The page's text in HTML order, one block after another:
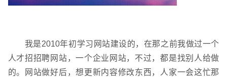
我是2010年初学习网站建设的，在那之前我做过一个
人才招招聘网站，一个企业网站，不过，都是找别人给做
的。网站做好后，想更新内容修改东西，人家一会这忙那